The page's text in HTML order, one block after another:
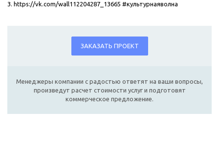
3. https://vk.com/wall112204287_13665 #культурнаяволна
ЗАКАЗАТЬ ПРОЕКТ
Менеджеры компании с радостью ответят на ваши вопросы,
произведут расчет стоимости услуг и подготовят
коммерческое предложение.